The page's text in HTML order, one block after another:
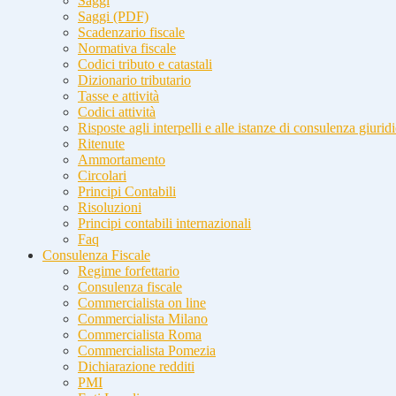
Saggi (PDF)
Scadenzario fiscale
Normativa fiscale
Codici tributo e catastali
Dizionario tributario
Tasse e attività
Codici attività
Risposte agli interpelli e alle istanze di consulenza
Ritenute
Ammortamento
Circolari
Principi Contabili
Risoluzioni
Principi contabili internazionali
Faq
Consulenza Fiscale
Regime forfettario
Consulenza fiscale
Commercialista on line
Commercialista Milano
Commercialista Roma
Commercialista Pomezia
Dichiarazione redditi
PMI